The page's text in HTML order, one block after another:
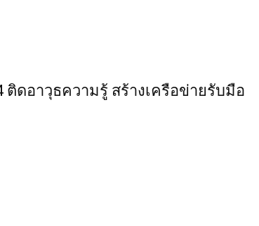
ติดอาวุธความรู้ สร้างเครือข่ายรับมือ